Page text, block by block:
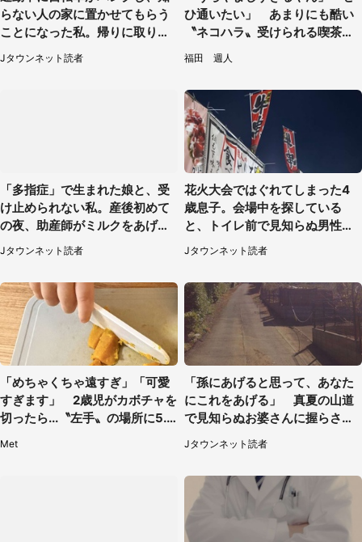
らない人の家に置かせてもらう
ことになった私。帰りに取りに
行くと、なんと...（東京都・40
代女性）
Jタウンネット読者
ひ通いたい」 あまりにも酷い
〝ネコハラ〟受けられる喫茶店
に5.3万人驚がく
福田 週人
「多指症」で生まれた娘と、受
け止められない私。産後初めて
の夜、助産師がミルクをあげて
るのを見て...（静岡県・20代女
性）
Jタウンネット読者
花火大会ではぐれてしまった4
歳息子。会場中を探している
と、トイレ前で見知らぬ男性に
（東京都・女性）
Jタウンネット読者
「めちゃくちゃ遠すぎ」「可愛
すぎます」 2歳児がカボチャを
切ったら...〝左手〟の場所に5.3
Met
「孫にあげると思って、あなた
にこれをあげる」 真夏の山道
で見知らぬお婆さんに握らされ
たもの（山口県・30代女性）
Jタウンネット読者